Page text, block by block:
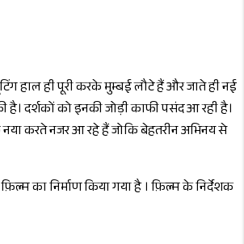
हाल ही पूरी करके मुम्बई लौटे हैं और जाते ही नई
दर्शकों को इनकी जोड़ी काफी पसंद आ रही है।
करते नजर आ रहे हैं जोकि बेहतरीन अभिनय से
का निर्माण किया गया है । फ़िल्म के निर्देशक